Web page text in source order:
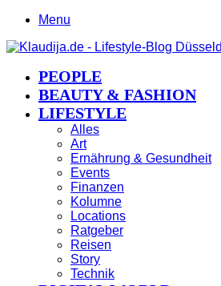
Menu
PEOPLE
BEAUTY & FASHION
LIFESTYLE
Alles
Art
Ernährung & Gesundheit
Events
Finanzen
Kolumne
Locations
Ratgeber
Reisen
Story
Technik